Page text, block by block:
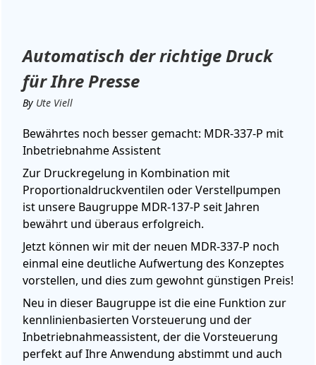
Automatisch der richtige Druck
für Ihre Presse
By Ute Viell
Bewährtes noch besser gemacht: MDR-337-P mit
Inbetriebnahme Assistent
Zur Druckregelung in Kombination mit
Proportionaldruckventilen oder Verstellpumpen
ist unsere Baugruppe MDR-137-P seit Jahren
bewährt und überaus erfolgreich.
Jetzt können wir mit der neuen MDR-337-P noch
einmal eine deutliche Aufwertung des Konzeptes
vorstellen, und dies zum gewohnt günstigen Preis!
Neu in dieser Baugruppe ist die eine Funktion zur
kennlinienbasierten Vorsteuerung und der
Inbetriebnahmeassistent, der die Vorsteuerung
perfekt auf Ihre Anwendung abstimmt und auch